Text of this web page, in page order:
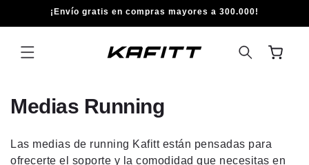
DIRECTAMENTE
AL CONTENIDO
¡Envío gratis en compras mayores a 300.000!
Carrito
C
l
Medias Running
Las medias de running Kafitt están pensadas para
ofrecerte el soporte y la comodidad que necesitas en